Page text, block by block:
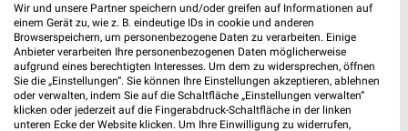
Wir und unsere Partner speichern und/oder greifen auf Informationen auf
einem Gerät zu, wie z. B. eindeutige IDs in cookie und anderen
Browserspeichern, um personenbezogene Daten zu verarbeiten. Einige
Anbieter verarbeiten Ihre personenbezogenen Daten möglicherweise
aufgrund eines berechtigten Interesses. Um dem zu widersprechen, öffnen
Sie die „Einstellungen“. Sie können Ihre Einstellungen akzeptieren, ablehnen
oder verwalten, indem Sie auf die Schaltfläche „Einstellungen verwalten“
klicken oder jederzeit auf die Fingerabdruck-Schaltfläche in der linken
unteren Ecke der Website klicken. Um Ihre Einwilligung zu widerrufen,